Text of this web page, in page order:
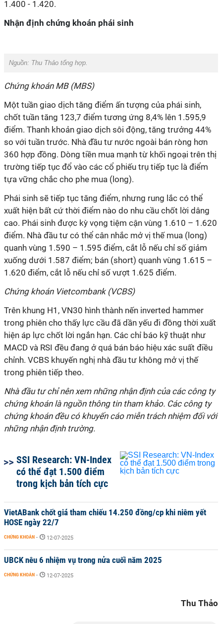
1.400 - 1.420.
Nhận định chứng khoán phái sinh
Nguồn: Thu Thảo tổng hợp.
Chứng khoán MB (MBS)
Một tuần giao dịch tăng điểm ấn tượng của phái sinh,
chốt tuần tăng 123,7 điểm tương ứng 8,4% lên 1.595,9
điểm. Thanh khoản giao dịch sôi động, tăng trưởng 44%
so với tuần trước. Nhà đầu tư nước ngoài bán ròng hơn
360 hợp đồng. Dòng tiền mua mạnh từ khối ngoại trên thị
trường tiếp tục đổ vào các cổ phiếu trụ tiếp tục là điểm
tựa vững chắc cho phe mua (long).
Phái sinh sẽ tiếp tục tăng điểm, nhưng rung lắc có thể
xuất hiện bất cứ thời điểm nào do nhu cầu chốt lời dâng
cao. Phái sinh được kỳ vọng tiệm cận vùng 1.610 – 1.620
điểm. Nhà đầu tư có thể cân nhắc mở vị thế mua (long)
quanh vùng 1.590 – 1.595 điểm, cắt lỗ nếu chỉ số giảm
xuống dưới 1.587 điểm; bán (short) quanh vùng 1.615 –
1.620 điểm, cắt lỗ nếu chỉ số vượt 1.625 điểm.
Chứng khoán Vietcombank (VCBS)
Trên khung H1, VN30 hình thành nến inverted hammer
trong phiên cho thấy lực cầu đã dần yếu đi đồng thời xuất
hiện áp lực chốt lời ngắn hạn. Các chỉ báo kỹ thuật như
MACD và RSI đều đang ở quá bán báo hiệu xác suất điều
chỉnh. VCBS khuyến nghị nhà đầu tư không mở vị thế
trong phiên tiếp theo.
Nhà đầu tư chỉ nên xem những nhận định của các công ty
chứng khoán là nguồn thông tin tham khảo. Các công ty
chứng khoán đều có khuyến cáo miễn trách nhiệm đối với
những nhận định trường.
SSI Research: VN-Index
có thể đạt 1.500 điểm
trong kịch bản tích cực
VietABank chốt giá tham chiếu 14.250 đồng/cp khi niêm yết
HOSE ngày 22/7
CHỨNG KHOÁN - 12-07-2025
UBCK nêu 6 nhiệm vụ trong nửa cuối năm 2025
CHỨNG KHOÁN - 12-07-2025
Thu Thảo